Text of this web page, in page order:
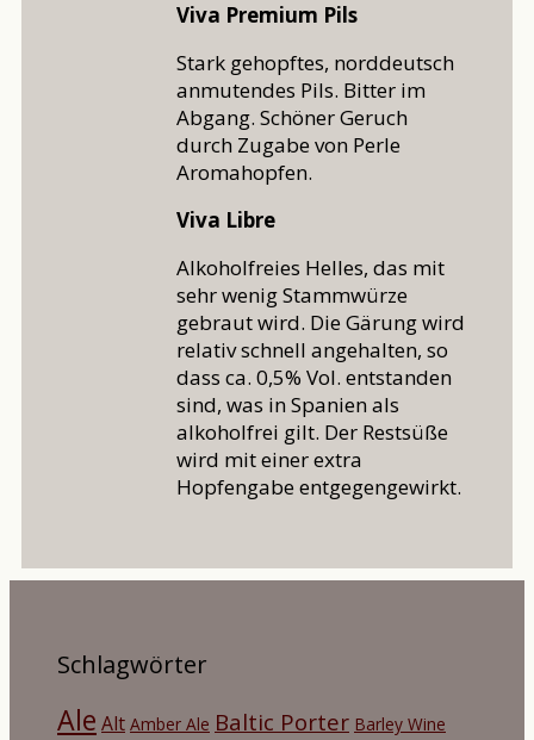
Viva Premium Pils
Stark gehopftes, norddeutsch
anmutendes Pils. Bitter im
Abgang. Schöner Geruch
durch Zugabe von Perle
Aromahopfen.
Viva Libre
Alkoholfreies Helles, das mit
sehr wenig Stammwürze
gebraut wird. Die Gärung wird
relativ schnell angehalten, so
dass ca. 0,5% Vol. entstanden
sind, was in Spanien als
alkoholfrei gilt. Der Restsüße
wird mit einer extra
Hopfengabe entgegengewirkt.
Schlagwörter
Ale Alt Amber Ale Baltic Porter Barley Wine